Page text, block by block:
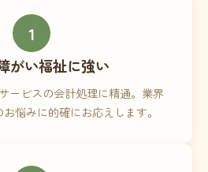
1
がい福祉に強い
ービスの会計処理に精通。業界
悩みに的確にお応えします。